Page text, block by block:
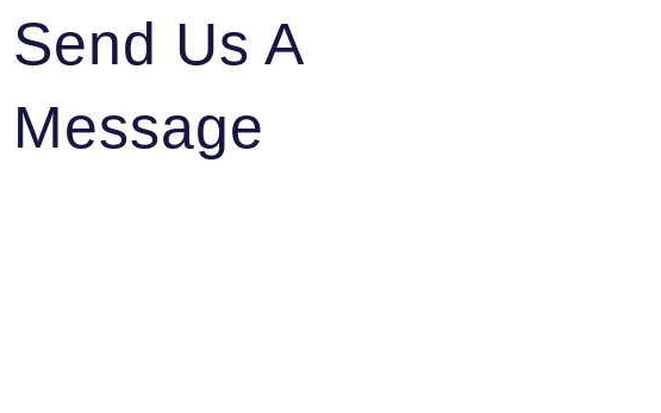
Send Us A
Message